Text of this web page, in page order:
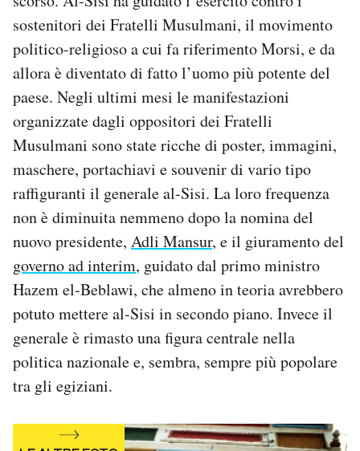
sostenitori dei Fratelli Musulmani, il movimento
politico-religioso a cui fa riferimento Morsi, e da
allora è diventato di fatto l’uomo più potente del
paese. Negli ultimi mesi le manifestazioni
organizzate dagli oppositori dei Fratelli
Musulmani sono state ricche di poster, immagini,
maschere, portachiavi e souvenir di vario tipo
raffiguranti il generale al-Sisi. La loro frequenza
non è diminuita nemmeno dopo la nomina del
nuovo presidente, Adli Mansur, e il giuramento del
governo ad interim, guidato dal primo ministro
Hazem el-Beblawi, che almeno in teoria avrebbero
potuto mettere al-Sisi in secondo piano. Invece il
generale è rimasto una figura centrale nella
politica nazionale e, sembra, sempre più popolare
tra gli egiziani.